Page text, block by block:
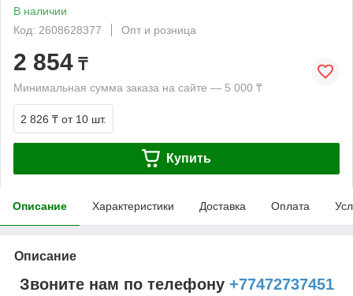
В наличии
Код: 2608628377
Опт и розница
2 854 ₸
Минимальная сумма заказа на сайте — 5 000 ₸
2 826 ₸ от 10 шт.
Купить
Описание Характеристики Доставка Оплата
Описание
Звоните нам по телефону +77472737451